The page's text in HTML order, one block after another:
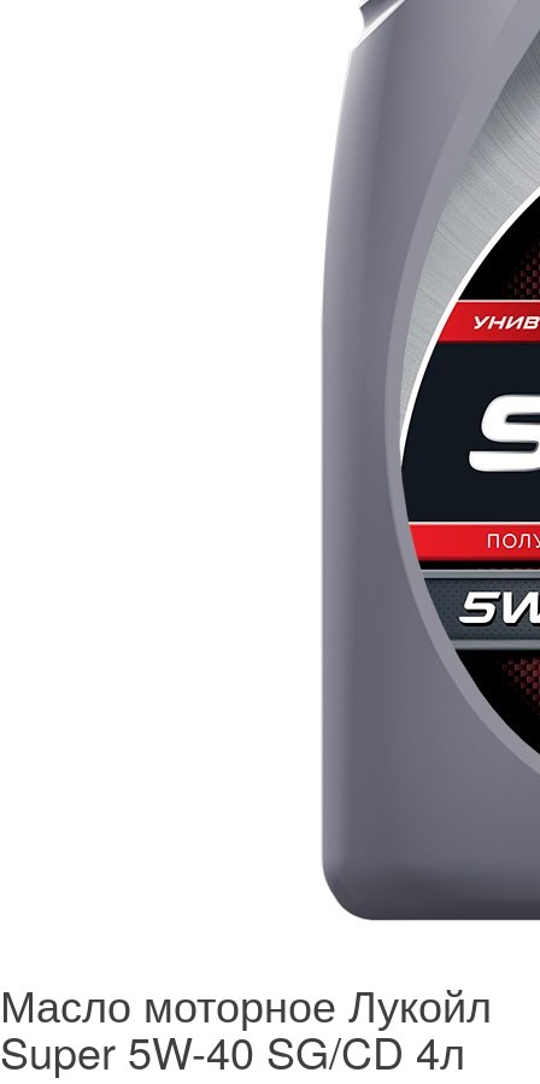
Масло моторное Лукойл
Super 5W-40 SG/CD 4л